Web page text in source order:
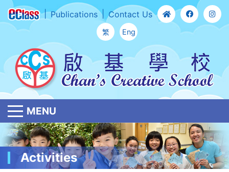
Publications Contact Us
繁 Eng
MENU
Activities